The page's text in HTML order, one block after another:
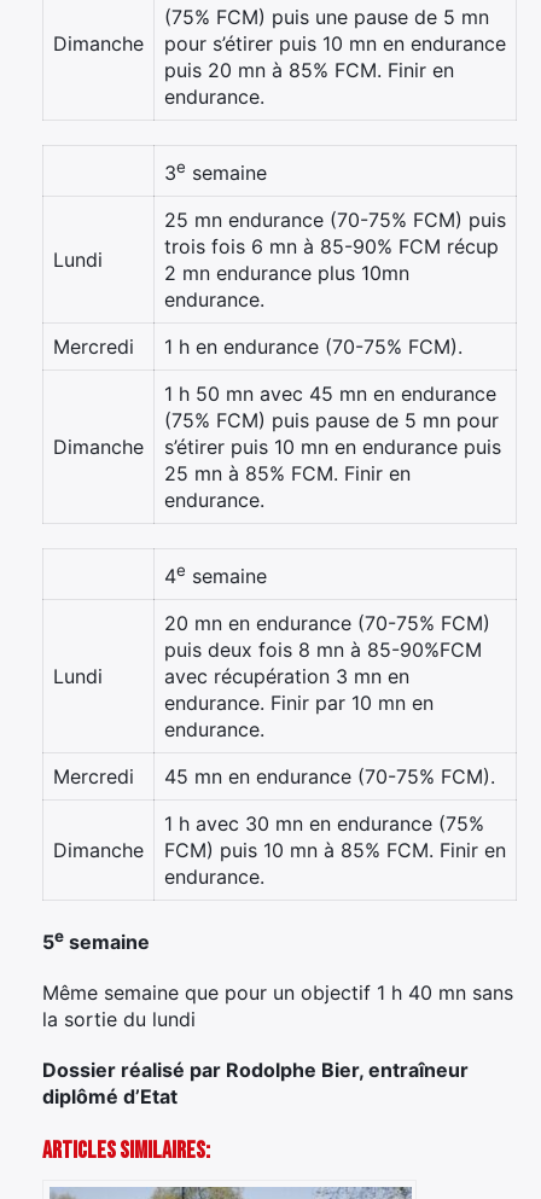
Dimanche
(75% FCM) puis une pause de 5 mn
pour s’étirer puis 10 mn en endurance
puis 20 mn à 85% FCM. Finir en
endurance.
3e semaine
Lundi
25 mn endurance (70-75% FCM) puis
trois fois 6 mn à 85-90% FCM récup
2 mn endurance plus 10mn
endurance.
Mercredi
1 h en endurance (70-75% FCM).
Dimanche
1 h 50 mn avec 45 mn en endurance
(75% FCM) puis pause de 5 mn pour
s’étirer puis 10 mn en endurance puis
25 mn à 85% FCM. Finir en
endurance.
4e semaine
Lundi
20 mn en endurance (70-75% FCM)
puis deux fois 8 mn à 85-90%FCM
avec récupération 3 mn en
endurance. Finir par 10 mn en
endurance.
Mercredi
45 mn en endurance (70-75% FCM).
Dimanche
1 h avec 30 mn en endurance (75%
FCM) puis 10 mn à 85% FCM. Finir en
endurance.
5e semaine
Même semaine que pour un objectif 1 h 40 mn sans
la sortie du lundi
Dossier réalisé par Rodolphe Bier, entraîneur
diplômé d’Etat
Articles Similaires: